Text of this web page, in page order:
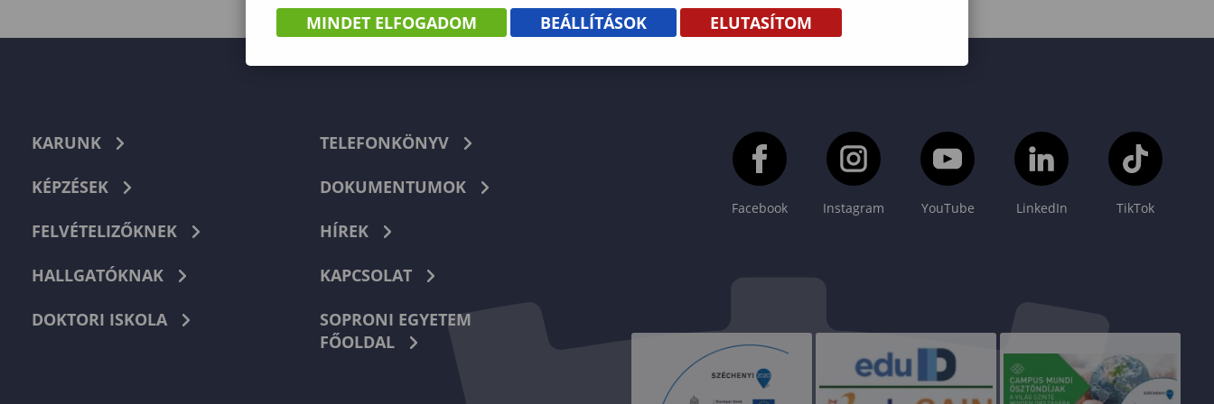
KARUNK
KÉPZÉSEK
FELVÉTELIZŐKNEK
HALLGATÓKNAK
DOKTORI ISKOLA
TELEFONKÖNYV
DOKUMENTUMOK
HÍREK
KAPCSOLAT
SOPRONI EGYETEM
FŐOLDAL
Facebook Instagram YouTube LinkedIn TikTok
MINDET ELFOGADOM BEÁLLÍTÁSOK ELUTASÍTOM